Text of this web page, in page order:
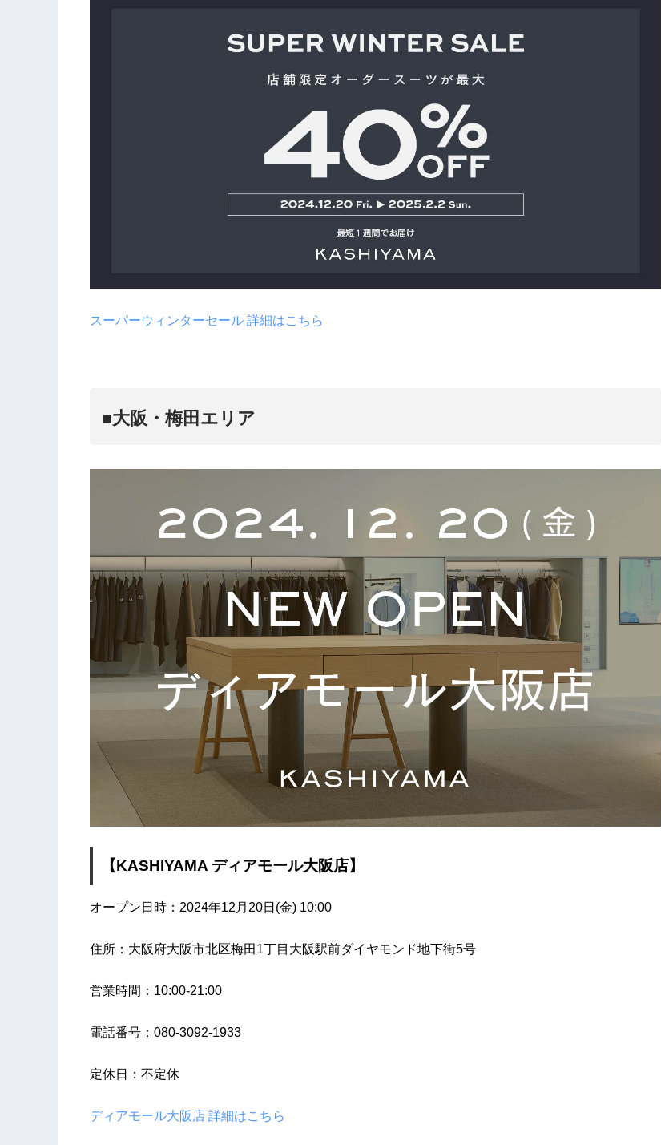
スーパーウィンターセール 詳細はこちら
■大阪・梅田エリア
【KASHIYAMA ディアモール大阪店】
オープン日時：2024年12月20日(金) 10:00
住所：大阪府大阪市北区梅田1丁目大阪駅前ダイヤモンド地下街5号
営業時間：10:00-21:00
電話番号：080-3092-1933
定休日：不定休
ディアモール大阪店 詳細はこちら